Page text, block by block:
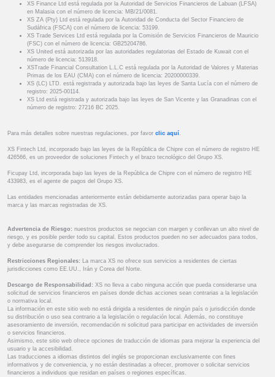
XS Finance Ltd está regulada por la Autoridad de Servicios Financieros de Labuan (LFSA)
en Malasia con el número de licencia: MB/21/0081.
XS ZA (Pty) Ltd está regulada por la Autoridad de Conducta del Sector Financiero de
Sudáfrica (FSCA) con el número de licencia: 53199.
XS Trade Services Ltd está regulada por la Comisión de Servicios Financieros de Mauricio
(FSC) con el número de licencia: GB25204786.
XS United está autorizada por las autoridades regulatorias del Estado de Kuwait con el
número de licencia: 513918.
XSTrade Financial Consultation L.L.C está regulada por la Autoridad de Valores y Materias
Primas de los EAU (CMA) con el número de licencia: 20200000339.
XS (LC) LTD. está registrada y autorizada bajo las leyes de Santa Lucía con el número de
registro: 2025-00114.
XS Ltd está registrada y autorizada bajo las leyes de San Vicente y las Granadinas con el
número de registro: 27216 BC 2025.
Para más detalles sobre nuestras regulaciones, por favor clic aquí .
XS Fintech Ltd, incorporado bajo las leyes de la República de Chipre con el número de registro HE
426566, es un proveedor de soluciones Fintech y el brazo tecnológico del Grupo XS.
Ficupay Ltd, incorporada bajo las leyes de la República de Chipre con el número de registro HE
433983, es el agente de pagos del Grupo XS.
Las entidades mencionadas anteriormente están debidamente autorizadas para operar bajo la
marca y las marcas registradas de XS.
Advertencia de Riesgo: nuestros productos se negocian con margen y conllevan un alto nivel de
riesgo, y es posible perder todo su capital. Estos productos pueden no ser adecuados para todos,
y debe asegurarse de comprender los riesgos involucrados.
Restricciones Regionales: La marca XS no ofrece sus servicios a residentes de ciertas
jurisdicciones como EE.UU., Irán y Corea del Norte.
Descargo de Responsabilidad: XS no lleva a cabo ninguna acción que pueda considerarse una
solicitud de servicios financieros en países donde dichas acciones sean contrarias a la legislación
o normativa local.
La información en este sitio web no está dirigida a residentes de ningún país o jurisdicción donde
su distribución o uso sea contrario a la legislación o regulación local. Además, no constituye
asesoramiento de inversión, recomendación ni solicitud para participar en actividades de inversión
o servicios financieros.
Asimismo, este sitio web ofrece opciones de traducción de idiomas para mejorar la experiencia del
usuario y la accesibilidad.
Las traducciones a idiomas distintos del inglés se proporcionan exclusivamente con fines
informativos y de conveniencia, y no están destinadas a ofrecer, promover o solicitar servicios
financieros a individuos que residan en países o regiones específicas.